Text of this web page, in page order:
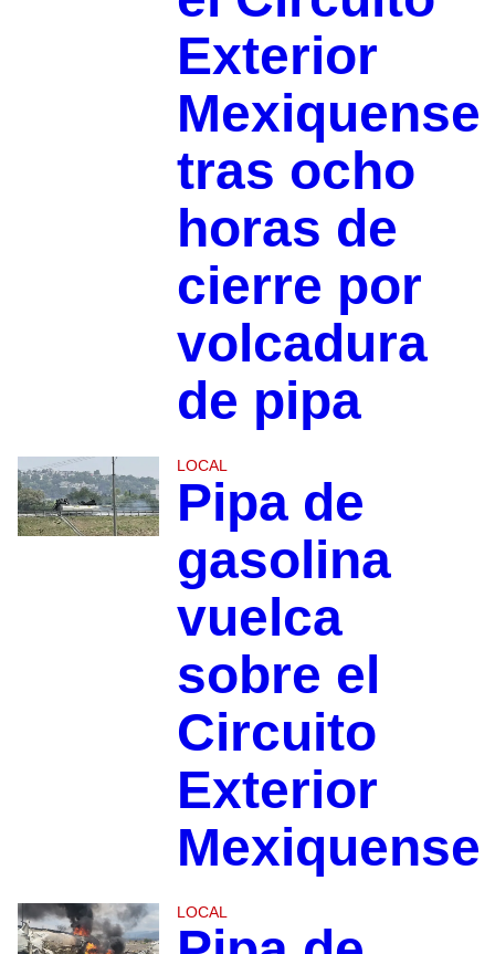
Exterior
Mexiquense
tras ocho
horas de
cierre por
volcadura
de pipa
LOCAL
Pipa de
gasolina
vuelca
sobre el
Circuito
Exterior
LOCAL